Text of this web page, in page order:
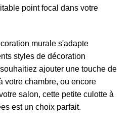
point focal dans votre
murale s'adapte
styles de décoration
ajouter une touche de
votre chambre, ou encore
salon, cette petite culotte à
est un choix parfait.